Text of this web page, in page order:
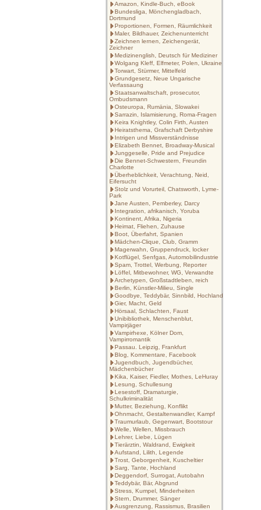
Amazon, Kindle-Buch, eBook
Bundesliga, Mönchengladbach,
Dortmund
Proportionen, Formen, Räumlichkeit
Maler, Bildhauer, Zeichenunterricht
Zeichnen lernen, Zeichengerät,
Zeichner
Medizinenglish, Deutsch für Mediziner
Wolgang Kleff, Elfmeter, Polen, Ukraine
Torwart, Stürmer, Mittelfeld
Grundgesetz, Neue Ungarische
Verfassaung
Staatsanwaltschaft, prosecutor,
Ombudsmann
Osteuropa, Rumänia, Slowakei
Sarrazin, Islamisierung, Roma-Fragen
Keira Knightley, Colin Firth, Austen
Heiratsthema, Grafschaft Derbyshire
Intrigen und Missverständnisse
Elizabeth Bennet, Broadway-Musical
Junggeselle, Pride and Prejudice
Die Bennet-Schwestern, Freundin
Charlotte
Überheblichkeit, Verachtung, Neid,
Eifersucht
Stolz und Vorurteil, Chatsworth, Lyme-
Park
Jane Austen, Pemberley, Darcy
Integration, afrikanisch, Yoruba
Kontinent, Afrika, Nigeria
Heimat, Fliehen, Zuhause
Boot, Überfahrt, Spanien
Mädchen-Clique, Club, Gramm
Magerwahn, Gruppendruck, locker
Kotflügel, Senfgas, Automobilindustrie
Spam, Trottel, Werbung, Reporter
Löffel, Mitbewohner, WG, Verwandte
Archetypen, Großstadtleben, reich
Berlin, Künstler-Milieu, Single
Goodbye, Teddybär, Sinnbild, Hochland
Gier, Macht, Geld
Hörsaal, Schlachten, Faust
Unibibliothek, Menschenblut,
Vampirjäger
Vampirhexe, Kölner Dom,
Vampirromantik
Passau. Leipzig, Frankfurt
Blog, Kommentare, Facebook
Jugendbuch, Jugendbücher,
Mädchenbücher
Kika, Kaiser, Fiedler, Mothes, LeHuray
Lesung, Schullesung
Lesestoff, Dramaturgie,
Schulkriminalität
Mutter, Beziehung, Konflikt
Ohnmacht, Gestaltenwandler, Kampf
Traumurlaub, Gegenwart, Bootstour
Welle, Wellen, Missbrauch
Lehrer, Liebe, Lügen
Tierärztin, Waldrand, Ewigkeit
Aufstand, Lilith, Legende
Trost, Geborgenheit, Kuscheltier
Sarg, Tante, Hochland
Deggendorf, Surrogat, Autobahn
Teddybär, Bär, Abgrund
Stress, Kumpel, Minderheiten
Stern, Drummer, Sänger
Ausgrenzung, Rassismus, Brasilien